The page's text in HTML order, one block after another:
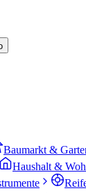
Baumarkt &
Haushalt &